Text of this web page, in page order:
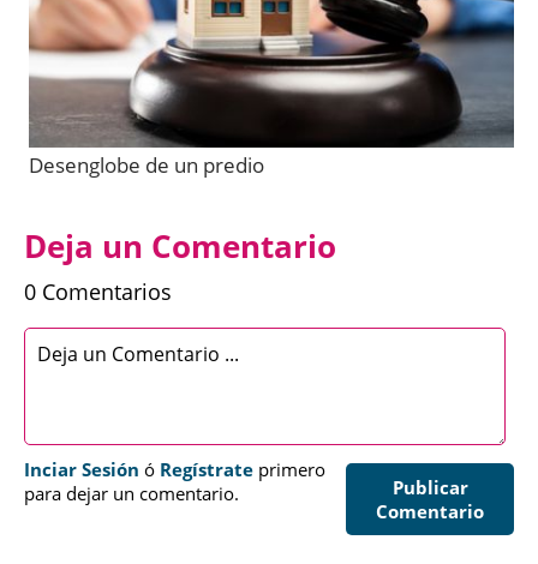
Desenglobe de un predio
Deja un Comentario
0 Comentarios
Publicar
Comentario
Inciar Sesión ó Regístrate primero
para dejar un comentario.